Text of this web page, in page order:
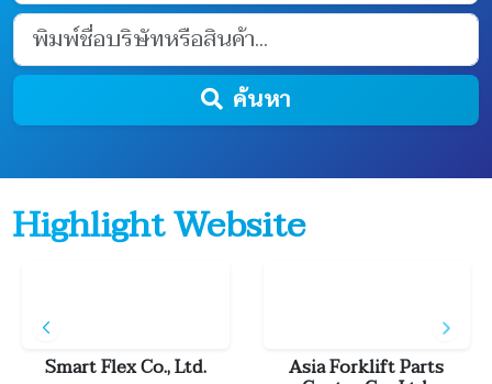
ค้นหา
Highlight Website
Ltd. Asia Forklift Parts Ohana